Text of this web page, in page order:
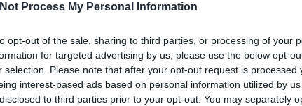
Process My Personal Information
opt-out of the sale, sharing to third parties, or processing of your
for targeted advertising by us, please use the below opt-
selection. Please note that after your opt-out request is processed
interest-based ads based on personal information utilized by
to third parties prior to your opt-out. You may separately